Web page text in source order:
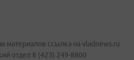
материалов ссылка на vladnews.ru
отдел 8 (423) 249-8800